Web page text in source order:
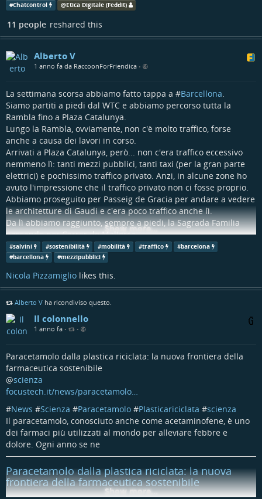
Ancora una volta, il disegno di legge non è riuscito a ottenere il
sostegno necessario. La versione danese di ciò che i critici
hanno definito
degli utenti, anche se crittografate, nel tentativo di rilevare e
bloccare la diffusione di materiale pedopornografico (CSAM).
techradar.com/vpn/vpn-privacy-…
#Chatcontrol @Etica Digitale (Feddit)
11 people reshared this
Alberto V
1 anno fa da RaccoonForFriendica •
La settimana scorsa abbiamo fatto tappa a #Barcellona.
Siamo partiti a piedi dal WTC e abbiamo percorso tutta la
Rambla fino a Plaza Catalunya.
Lungo la Rambla, ovviamente, non c'è molto traffico, forse
anche a causa dei lavori in corso.
Arrivati a Plaza Catalunya, però... non c'era traffico eccessivo
nemmeno lì: tanti mezzi pubblici, tanti taxi (per la gran parte
elettrici) e pochissimo traffico privato. Anzi, in alcune zone ho
avuto l'impressione che il traffico privato non ci fosse proprio.
Abbiamo proseguito per Passeig de Gracia per andare a vedere
le architetture di Gaudi e c'era poco traffico anche lì.
Da lì abbiamo raggiunto, sempre a piedi, la Sagrada Familia
passando per Carrer de Mallorca.
In questa zona meno taxi, un po' di mezzi privati in più, ma
sempre ben servito dal trasporto pubblico.
Niente strobazzamenti di clacson, traffico fluido e rilassato.
Ritorno in metropolitana, puntualissima e con fermate in punti
strategici.
Consiglio la visita al nostro ministro delle infrastrutture #
, vedi mai...
#barcelona#barcellona
Show more...
#salvini #sostenibilità #mobilità #traffico #barcelona
#barcellona #mezzipubblici
Nicola Pizzamiglio likes this.
Alberto V ha ricondiviso questo.
Il colonnello
1 anno fa • •
Paracetamolo dalla plastica riciclata: la nuova frontiera della
farmaceutica sostenibile
@scienza
focustech.it/news/paracetamolo…
#News #Scienza #Paracetamolo #Plasticariciclata #scienza
Il paracetamolo, conosciuto anche come acetaminofene, è uno
dei farmaci più utilizzati al mondo per alleviare febbre e
dolore. Ogni anno se ne
Paracetamolo dalla plastica riciclata: la nuova
frontiera della farmaceutica sostenibile
Show more...